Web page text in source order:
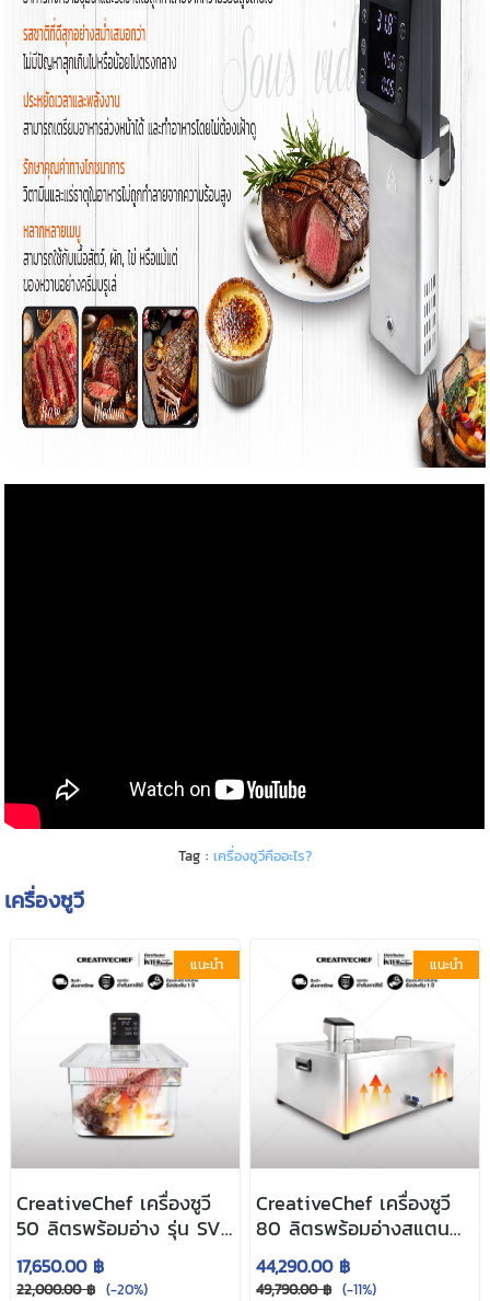
Tag : เครื่องซูวีคืออะไร?
เครื่องซูวี
แนะนำ
CreativeChef เครื่องซูวี
50 ลิตรพร้อมอ่าง รุ่น SV-
1600
17,650.00 ฿
22,000.00 ฿ (-20%)
แนะนำ
CreativeChef เครื่องซูวี
80 ลิตรพร้อมอ่างสแตน
เลสรุ่น SV-2300
44,290.00 ฿
49,790.00 ฿ (-11%)